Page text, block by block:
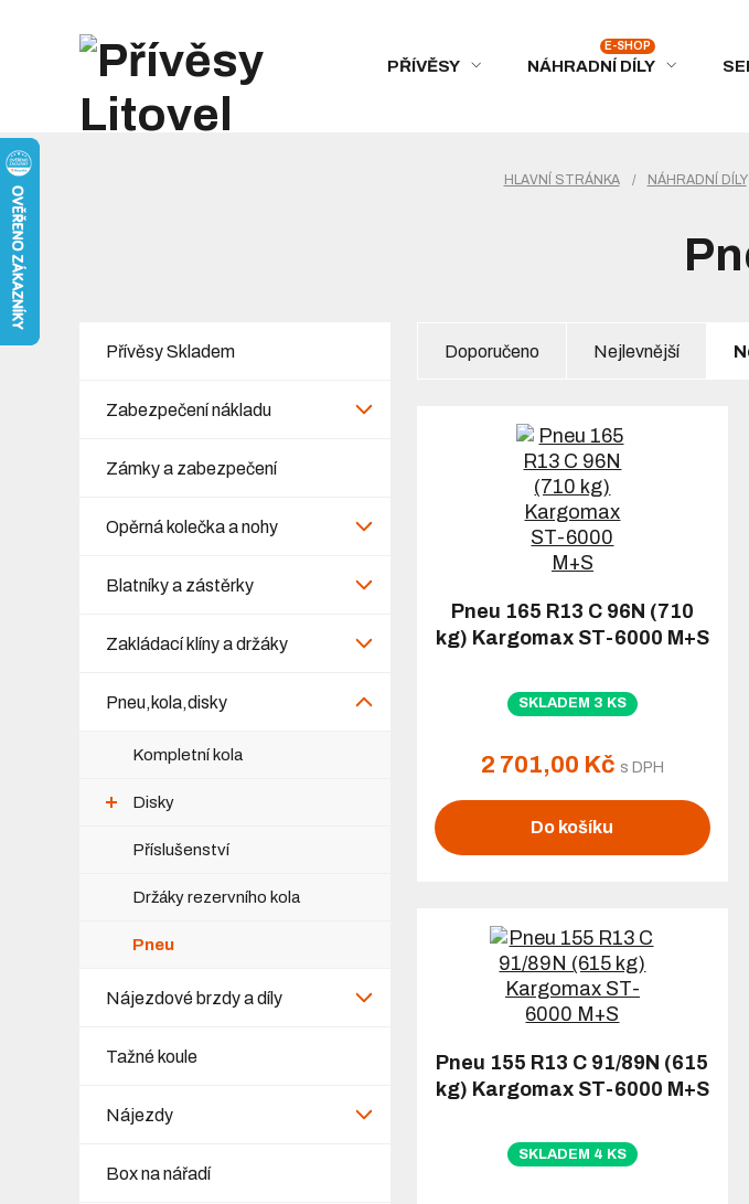
PŘÍVĚSY NÁHRADNÍ DÍLY
HLAVNÍ STRÁNKA / NÁHRADNÍ DÍLY
Přívěsy Skladem
Zabezpečení nákladu
Zámky a zabezpečení
Opěrná kolečka a nohy
Blatníky a zástěrky
Zakládací klíny a držáky
Pneu,kola,disky
Kompletní kola
Disky
Příslušenství
Držáky rezervního kola
Pneu
Nájezdové brzdy a díly
Tažné koule
Nájezdy
Box na nářadí
Doporučeno Nejlevnější
Pneu 165 R13 C 96N (710
kg) Kargomax ST-6000 M+S
SKLADEM 3 KS
2 701,00 Kč s DPH
Do košíku
Pneu 155 R13 C 91/89N (615
kg) Kargomax ST-6000 M+S
SKLADEM 4 KS